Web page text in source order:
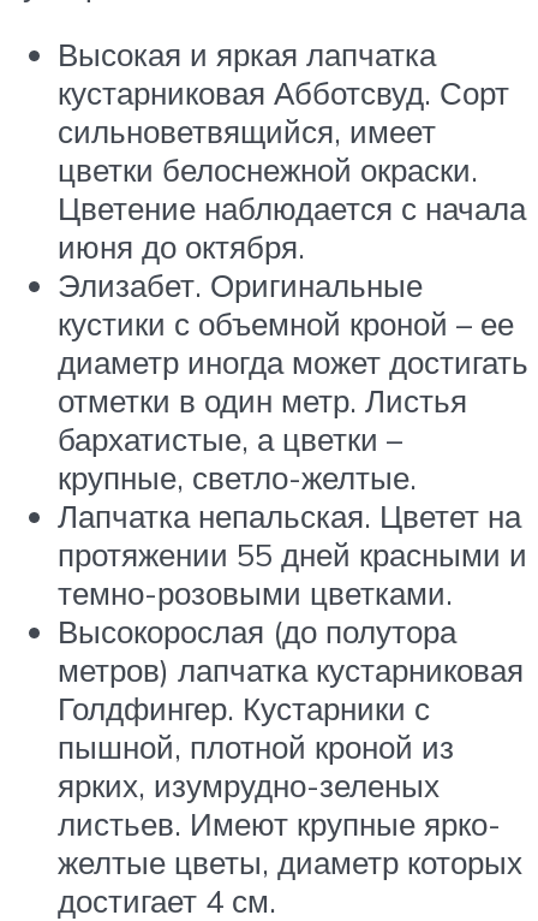
Высокая и яркая лапчатка
кустарниковая Абботсвуд. Сорт
сильноветвящийся, имеет
цветки белоснежной окраски.
Цветение наблюдается с начала
июня до октября.
Элизабет. Оригинальные
кустики с объемной кроной – ее
диаметр иногда может достигать
отметки в один метр. Листья
бархатистые, а цветки –
крупные, светло-желтые.
Лапчатка непальская. Цветет на
протяжении 55 дней красными и
темно-розовыми цветками.
Высокорослая (до полутора
метров) лапчатка кустарниковая
Голдфингер. Кустарники с
пышной, плотной кроной из
ярких, изумрудно-зеленых
листьев. Имеют крупные ярко-
желтые цветы, диаметр которых
достигает 4 см.